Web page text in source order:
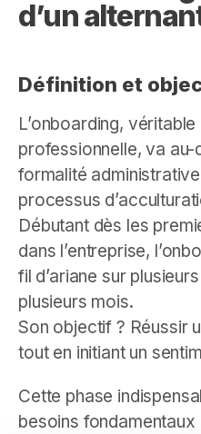
d’un
Définition et
L’onboarding, véritable
professionnelle, va au-
formalité
processus
Débutant dès les
dans l’entreprise,
fil d’ariane sur
plusieurs mois.
Son objectif ? Réussir
tout en initiant un
Cette phase
besoins fondamentaux